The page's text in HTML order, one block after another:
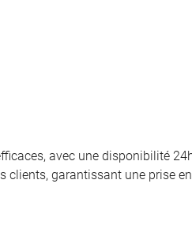
avec une disponibilité
clients, garantissant une prise en